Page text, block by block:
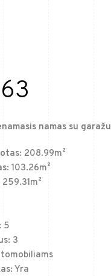
namas su garažu
208.99m²
103.26m²
259.31m²
5
3
Yra